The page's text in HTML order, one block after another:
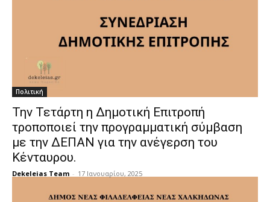
Πολιτική
Την Τετάρτη η Δημοτική Επιτροπή
τροποποιεί την προγραμματική σύμβαση
με την ΔΕΠΑΝ για την ανέγερση του
Κένταυρου.
Dekeleias Team - 17 Ιανουαρίου, 2025